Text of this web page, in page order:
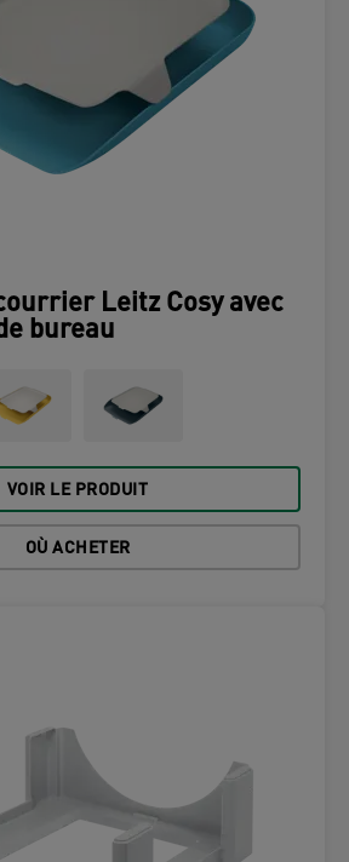
Leitz Cosy avec
bureau
VOIR LE PRODUIT
OÙ ACHETER